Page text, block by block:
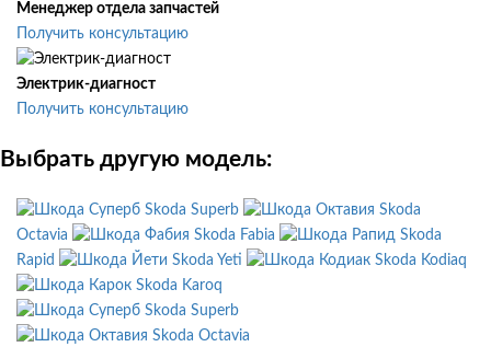
Менеджер отдела запчастей
Получить консультацию
Электрик-диагност
Получить консультацию
Выбрать другую модель:
Skoda Superb
Skoda
Octavia
Skoda Fabia
Skoda
Rapid
Skoda Yeti
Skoda Kodiaq
Skoda Karoq
Skoda Superb
Skoda Octavia